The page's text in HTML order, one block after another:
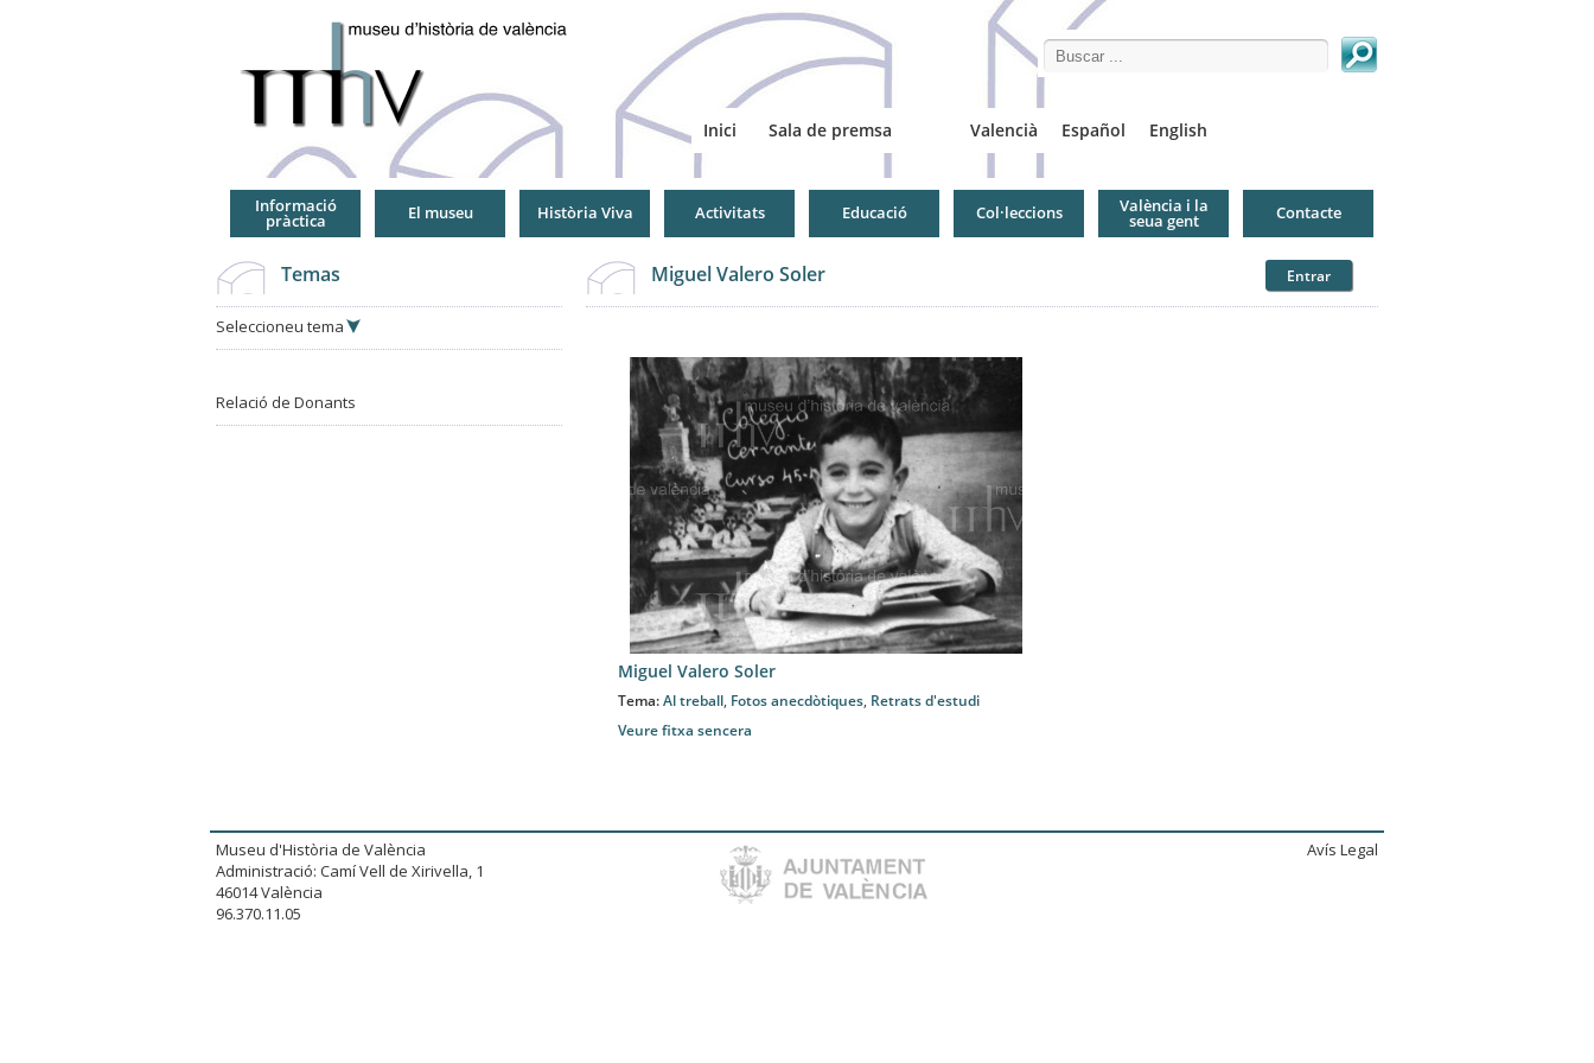
Search this site
Valencià Español English
Inici Sala de premsa
Informació
pràctica El museu Història Viva Activitats Educació Col·leccions València i la
seua gent Contacte
Temas
Seleccioneu tema
Relació de Donants
Miguel Valero Soler Entrar
Miguel Valero Soler
Tema:Al treball, Fotos anecdòtiques, Retrats d'estudi
Veure fitxa sencera
Museu d'Història de València
Administració: Camí Vell de Xirivella, 1
46014 València
96.370.11.05
Avís Legal